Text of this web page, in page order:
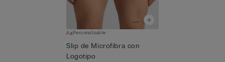
Personalizable
Slip de Microfibra con
Logotipo